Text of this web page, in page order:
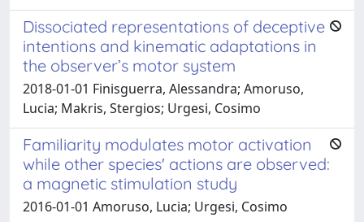
Dissociated representations of deceptive
intentions and kinematic adaptations in
the observer’s motor system
2018-01-01 Finisguerra, Alessandra; Amoruso,
Lucia; Makris, Stergios; Urgesi, Cosimo
Familiarity modulates motor activation
while other species' actions are observed:
a magnetic stimulation study
2016-01-01 Amoruso, Lucia; Urgesi, Cosimo